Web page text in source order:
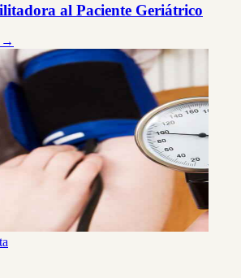
al Paciente Geriátrico
→